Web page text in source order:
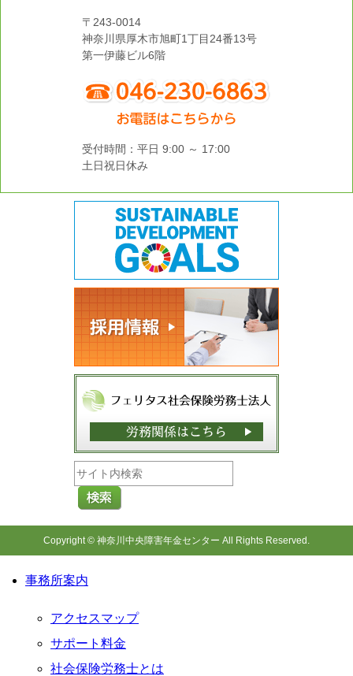
〒243-0014
神奈川県厚木市旭町1丁目24番13号
第一伊藤ビル6階
受付時間：平日 9:00 ～ 17:00
土日祝日休み
Copyright © 神奈川中央障害年金センター All Rights Reserved.
事務所案内
アクセスマップ
サポート料金
社会保険労務士とは